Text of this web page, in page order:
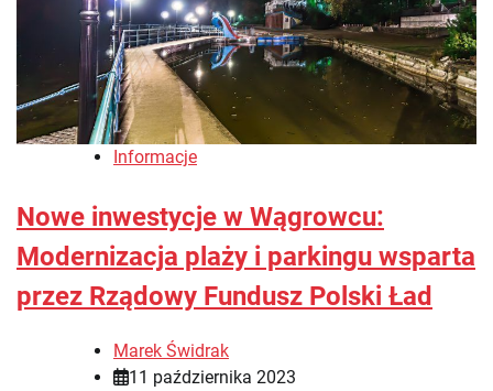
Informacje
Nowe inwestycje w Wągrowcu:
Modernizacja plaży i parkingu wsparta
przez Rządowy Fundusz Polski Ład
Marek Świdrak
11 października 2023